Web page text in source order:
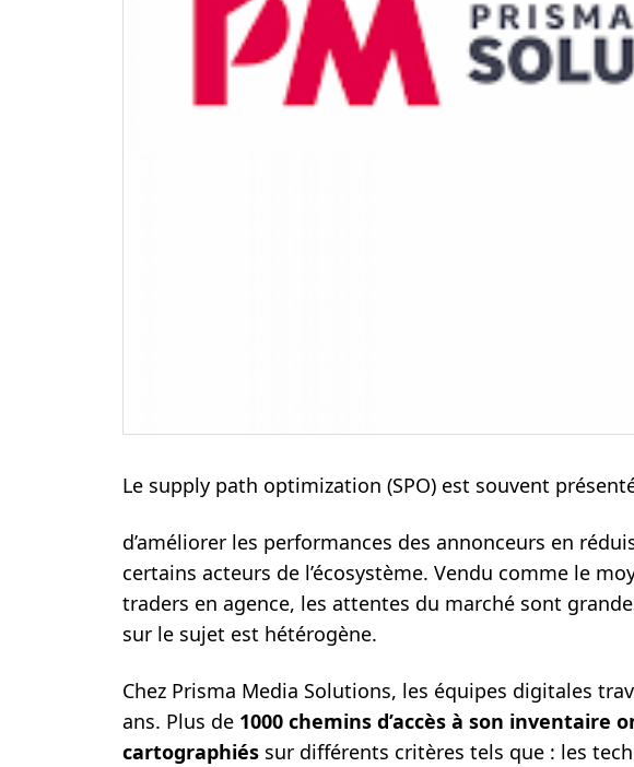
Le supply path optimization (SPO) est souvent
d’améliorer les performances des annonceurs en
certains acteurs de l’écosystème. Vendu comme le
traders en agence, les attentes du marché sont
sur le sujet est hétérogène.
Chez Prisma Media Solutions, les équipes digitales
ans. Plus de 1000 chemins d’accès à son inventaire
cartographiés sur différents critères tels que : les